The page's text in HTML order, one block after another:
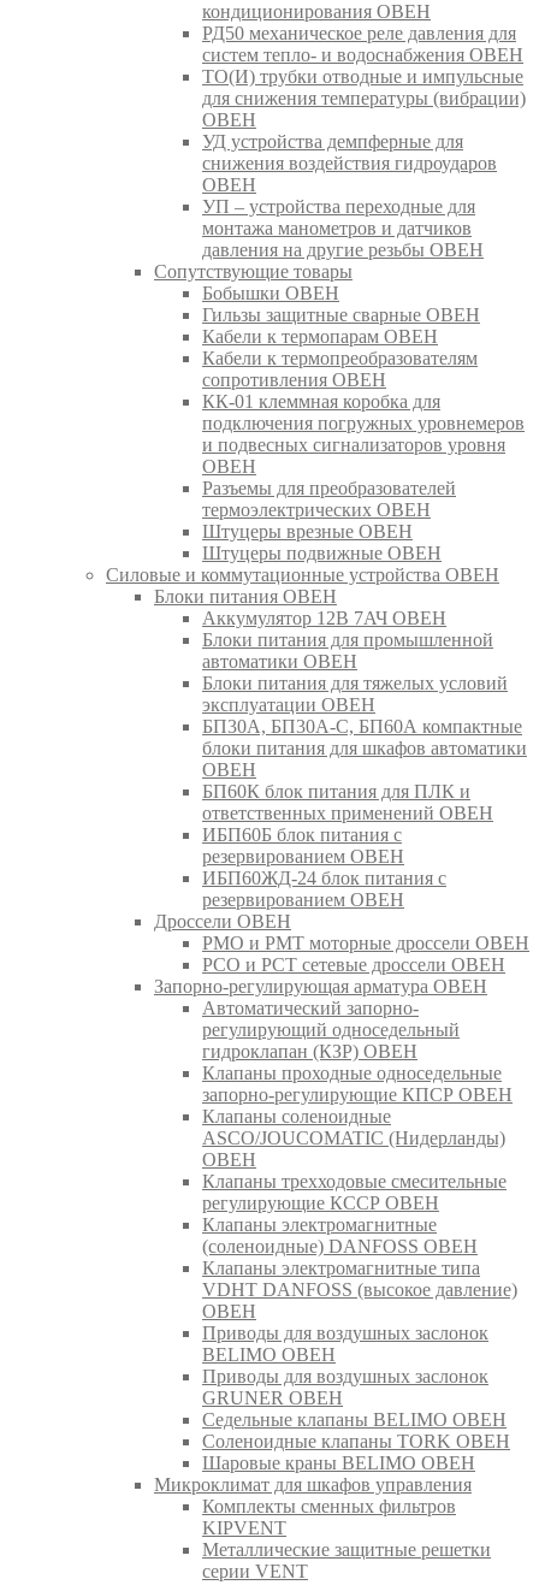
кондиционирования ОВЕН
РД50 механическое реле давления для
систем тепло- и водоснабжения ОВЕН
ТО(И) трубки отводные и импульсные
для снижения температуры (вибрации)
ОВЕН
УД устройства демпферные для
снижения воздействия гидроударов
ОВЕН
УП – устройства переходные для
монтажа манометров и датчиков
давления на другие резьбы ОВЕН
Сопутствующие товары
Бобышки ОВЕН
Гильзы защитные сварные ОВЕН
Кабели к термопарам ОВЕН
Кабели к термопреобразователям
сопротивления ОВЕН
КК-01 клеммная коробка для
подключения погружных уровнемеров
и подвесных сигнализаторов уровня
ОВЕН
Разъемы для преобразователей
термоэлектрических ОВЕН
Штуцеры врезные ОВЕН
Штуцеры подвижные ОВЕН
Силовые и коммутационные устройства ОВЕН
Блоки питания ОВЕН
Аккумулятор 12В 7АЧ ОВЕН
Блоки питания для промышленной
автоматики ОВЕН
Блоки питания для тяжелых условий
эксплуатации ОВЕН
БП30А, БП30А-С, БП60А компактные
блоки питания для шкафов автоматики
ОВЕН
БП60К блок питания для ПЛК и
ответственных применений ОВЕН
ИБП60Б блок питания с
резервированием ОВЕН
ИБП60ЖД-24 блок питания с
резервированием ОВЕН
Дроссели ОВЕН
РМО и РМТ моторные дроссели ОВЕН
РСО и РСТ сетевые дроссели ОВЕН
Запорно-регулирующая арматура ОВЕН
Автоматический запорно-
регулирующий односедельный
гидроклапан (КЗР) ОВЕН
Клапаны проходные односедельные
запорно-регулирующие КПСР ОВЕН
Клапаны соленоидные
ASCO/JOUCOMATIC (Нидерланды)
ОВЕН
Клапаны трехходовые смесительные
регулирующие КССР ОВЕН
Клапаны электромагнитные
(соленоидные) DANFOSS ОВЕН
Клапаны электромагнитные типа
VDHT DANFOSS (высокое давление)
ОВЕН
Приводы для воздушных заслонок
BELIMO ОВЕН
Приводы для воздушных заслонок
GRUNER ОВЕН
Седельные клапаны BELIMO ОВЕН
Соленоидные клапаны TORK ОВЕН
Шаровые краны BELIMO ОВЕН
Микроклимат для шкафов управления
Комплекты сменных фильтров
KIPVENT
Металлические защитные решетки
серии VENT